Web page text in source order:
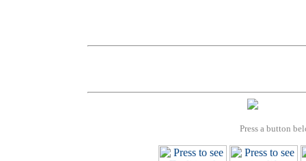
Press a button